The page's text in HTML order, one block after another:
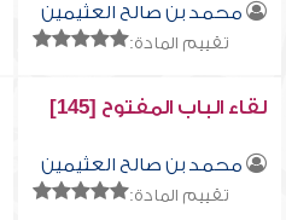
محمد بن صالح العثيمين
تقييم المادة:
لقاء الباب المفتوح [145]
محمد بن صالح العثيمين
تقييم المادة: